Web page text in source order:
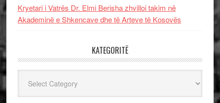
Kryetari i Vatrës Dr. Elmi Berisha zhvilloi takim në
Akademinë e Shkencave dhe të Arteve të Kosovës
KATEGORITË